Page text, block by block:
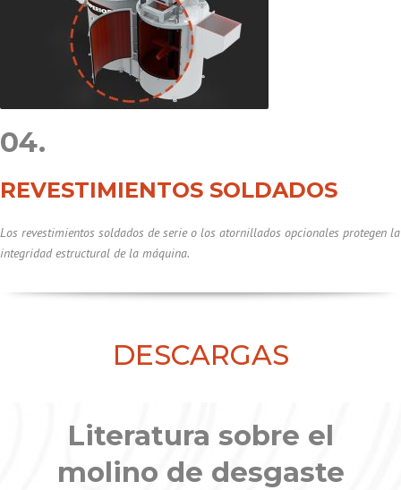
04.
REVESTIMIENTOS SOLDADOS
Los revestimientos soldados de serie o los atornillados opcionales protegen la
integridad estructural de la máquina.
DESCARGAS
Literatura sobre el
molino de desgaste